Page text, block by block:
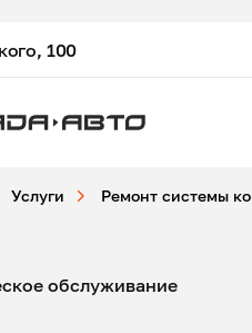
100
Услуги Ремонт системы
обслуживание